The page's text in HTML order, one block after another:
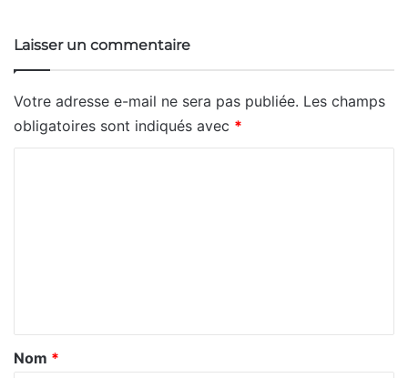
Laisser un commentaire
Votre adresse e-mail ne sera pas publiée. Les champs
obligatoires sont indiqués avec *
a
Nom *